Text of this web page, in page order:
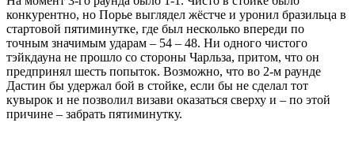
конкурентно, но Порье выглядел жёстче и уронил бразильца в
стартовой пятиминутке, где был несколько впереди по
точным значимым ударам – 54 – 48. Ни одного чистого
тэйкдауна не прошло со стороны Чарльза, притом, что он
предпринял шесть попыток. Возможно, что во 2-м раунде
Дастин бы удержал бой в стойке, если бы не сделал тот
кувырок и не позволил визави оказаться сверху и – по этой
причине – забрать пятиминутку.